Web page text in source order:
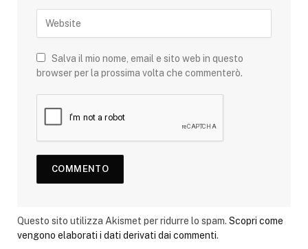
Salva il mio nome, email e sito web in questo
browser per la prossima volta che commenterò.
Questo sito utilizza Akismet per ridurre lo spam. Scopri come
vengono elaborati i dati derivati dai commenti.